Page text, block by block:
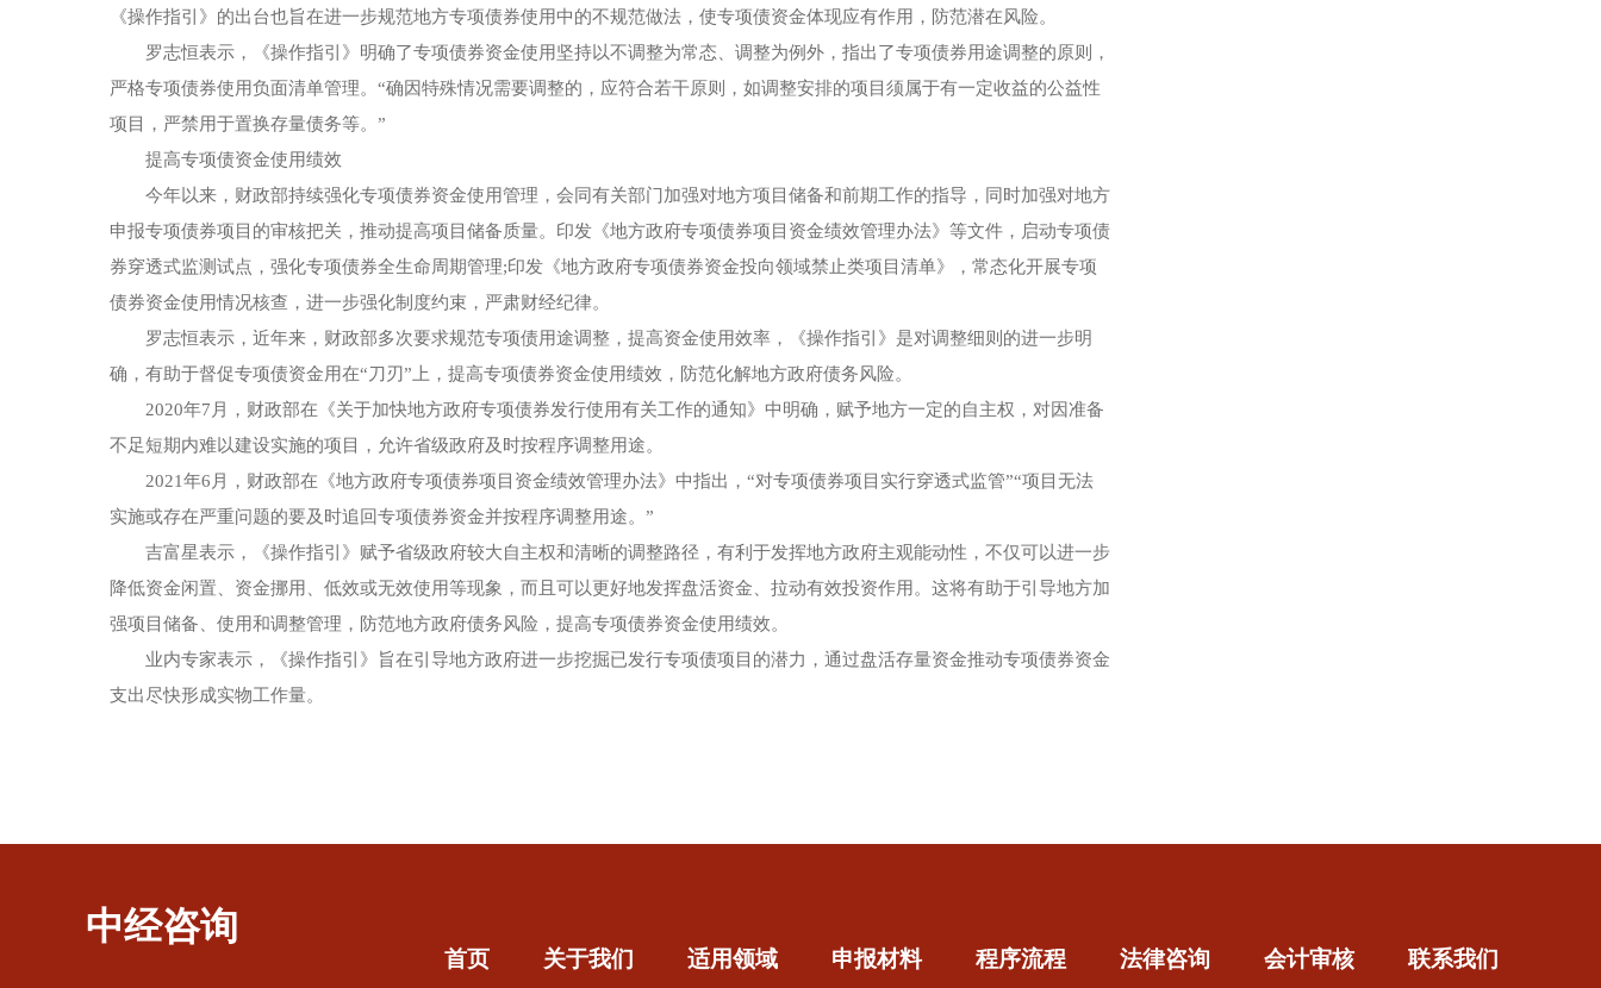
《操作指引》的出台也旨在进一步规范地方专项债券使用中的不规范做法，使专项债资金体现应有作用，防范潜在风险。
罗志恒表示，《操作指引》明确了专项债券资金使用坚持以不调整为常态、调整为例外，指出了专项债券用途调整的原则，
严格专项债券使用负面清单管理。“确因特殊情况需要调整的，应符合若干原则，如调整安排的项目须属于有一定收益的公益性
项目，严禁用于置换存量债务等。”
提高专项债资金使用绩效
今年以来，财政部持续强化专项债券资金使用管理，会同有关部门加强对地方项目储备和前期工作的指导，同时加强对地方
申报专项债券项目的审核把关，推动提高项目储备质量。印发《地方政府专项债券项目资金绩效管理办法》等文件，启动专项债
券穿透式监测试点，强化专项债券全生命周期管理;印发《地方政府专项债券资金投向领域禁止类项目清单》，常态化开展专项
债券资金使用情况核查，进一步强化制度约束，严肃财经纪律。
罗志恒表示，近年来，财政部多次要求规范专项债用途调整，提高资金使用效率，《操作指引》是对调整细则的进一步明
确，有助于督促专项债资金用在“刀刃”上，提高专项债券资金使用绩效，防范化解地方政府债务风险。
2020年7月，财政部在《关于加快地方政府专项债券发行使用有关工作的通知》中明确，赋予地方一定的自主权，对因准备
不足短期内难以建设实施的项目，允许省级政府及时按程序调整用途。
2021年6月，财政部在《地方政府专项债券项目资金绩效管理办法》中指出，“对专项债券项目实行穿透式监管”“项目无法
实施或存在严重问题的要及时追回专项债券资金并按程序调整用途。”
吉富星表示，《操作指引》赋予省级政府较大自主权和清晰的调整路径，有利于发挥地方政府主观能动性，不仅可以进一步
降低资金闲置、资金挪用、低效或无效使用等现象，而且可以更好地发挥盘活资金、拉动有效投资作用。这将有助于引导地方加
强项目储备、使用和调整管理，防范地方政府债务风险，提高专项债券资金使用绩效。
业内专家表示，《操作指引》旨在引导地方政府进一步挖掘已发行专项债项目的潜力，通过盘活存量资金推动专项债券资金
支出尽快形成实物工作量。
中经咨询
首页 关于我们 适用领域 申报材料 程序流程 法律咨询 会计审核 联系我们